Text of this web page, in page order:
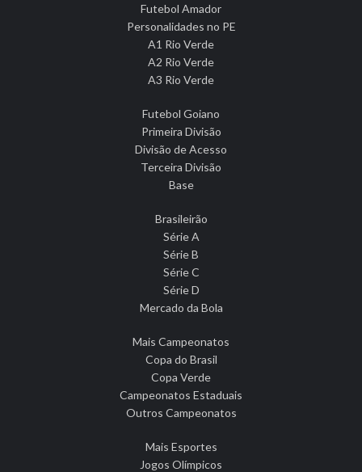
Futebol Amador
Personalidades no PE
A1 Rio Verde
A2 Rio Verde
A3 Rio Verde
Futebol Goiano
Primeira Divisão
Divisão de Acesso
Terceira Divisão
Base
Brasileirão
Série A
Série B
Série C
Série D
Mercado da Bola
Mais Campeonatos
Copa do Brasil
Copa Verde
Campeonatos Estaduais
Outros Campeonatos
Mais Esportes
Jogos Olímpicos